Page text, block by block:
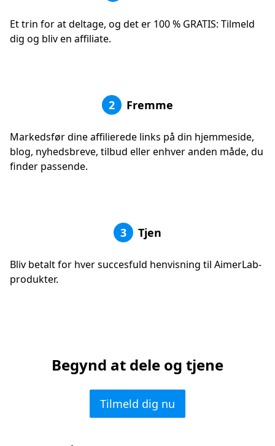
Et trin for at deltage, og det er 100 % GRATIS: Tilmeld
dig og bliv en affiliate.
2 Fremme
Markedsfør dine affilierede links på din hjemmeside,
blog, nyhedsbreve, tilbud eller enhver anden måde, du
finder passende.
3 Tjen
Bliv betalt for hver succesfuld henvisning til AimerLab-
produkter.
Begynd at dele og tjene
Tilmeld dig nu